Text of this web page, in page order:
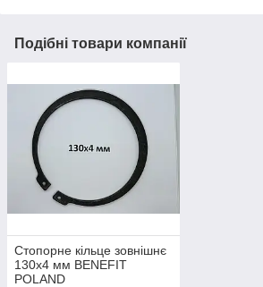
Подібні товари компанії
Стопорне кільце зовнішнє
130х4 мм BENEFIT
POLAND